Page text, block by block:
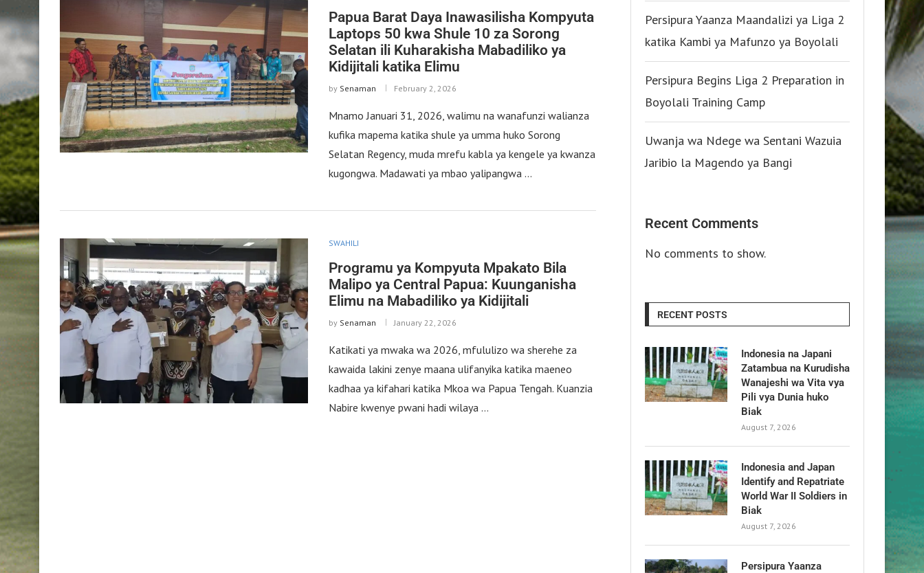
Papua Barat Daya Inawasilisha Kompyuta
Laptops 50 kwa Shule 10 za Sorong
Selatan ili Kuharakisha Mabadiliko ya
Kidijitali katika Elimu
by Senaman February 2, 2026
Mnamo Januari 31, 2026, walimu na wanafunzi walianza
kufika mapema katika shule ya umma huko Sorong
Selatan Regency, muda mrefu kabla ya kengele ya kwanza
kugongwa. Madawati ya mbao yalipangwa …
SWAHILI
Programu ya Kompyuta Mpakato Bila
Malipo ya Central Papua: Kuunganisha
Elimu na Mabadiliko ya Kidijitali
by Senaman January 22, 2026
Katikati ya mwaka wa 2026, mfululizo wa sherehe za
kawaida lakini zenye maana ulifanyika katika maeneo
kadhaa ya kifahari katika Mkoa wa Papua Tengah. Kuanzia
Nabire kwenye pwani hadi wilaya …
Persipura Yaanza Maandalizi ya Liga 2
katika Kambi ya Mafunzo ya Boyolali
Persipura Begins Liga 2 Preparation in
Boyolali Training Camp
Uwanja wa Ndege wa Sentani Wazuia
Jaribio la Magendo ya Bangi
Recent Comments
No comments to show.
RECENT POSTS
Indonesia na Japani
Zatambua na Kurudisha
Wanajeshi wa Vita vya
Pili vya Dunia huko
Biak
August 7, 2026
Indonesia and Japan
Identify and Repatriate
World War II Soldiers in
Biak
August 7, 2026
Persipura Yaanza